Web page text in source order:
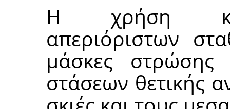
Η χρήση
απεριόριστων
μάσκες
στάσεων θετικής